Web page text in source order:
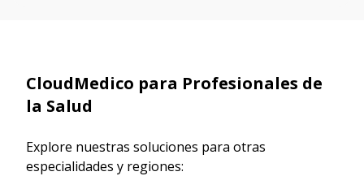
CloudMedico para Profesionales de
la Salud
Explore nuestras soluciones para otras
especialidades y regiones: